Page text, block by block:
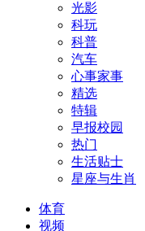
光影
科玩
科普
汽车
心事家事
精选
特辑
早报校园
热门
生活贴士
星座与生肖
体育
视频